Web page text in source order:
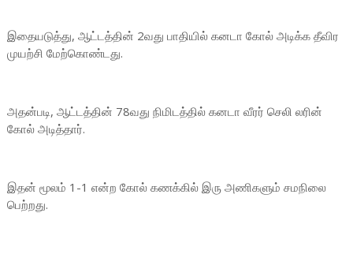
இதையடுத்து, ஆட்டத்தின் 2வது பாதியில் கனடா கோல் அடிக்க தீவிர
முயற்சி மேற்கொண்டது.
அதன்படி, ஆட்டத்தின் 78வது நிமிடத்தில் கனடா வீரர் செலி லரின்
கோல் அடித்தார்.
இதன் மூலம் 1-1 என்ற கோல் கணக்கில் இரு அணிகளும் சமநிலை
பெற்றது.